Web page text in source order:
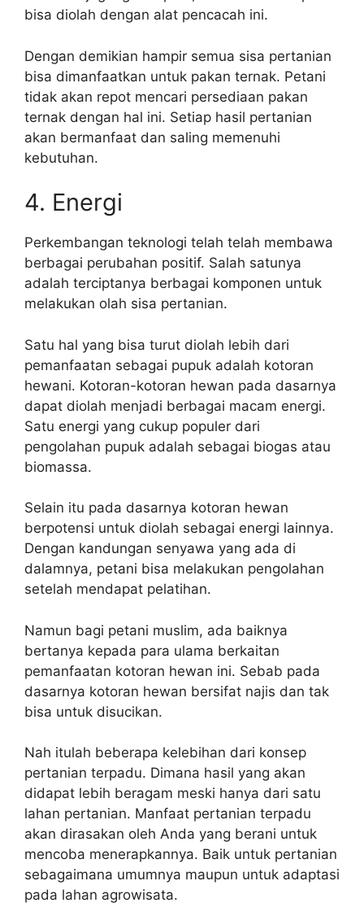
bisa diolah dengan alat pencacah ini.
Dengan demikian hampir semua sisa pertanian
bisa dimanfaatkan untuk pakan ternak. Petani
tidak akan repot mencari persediaan pakan
ternak dengan hal ini. Setiap hasil pertanian
akan bermanfaat dan saling memenuhi
kebutuhan.
4. Energi
Perkembangan teknologi telah telah membawa
berbagai perubahan positif. Salah satunya
adalah terciptanya berbagai komponen untuk
melakukan olah sisa pertanian.
Satu hal yang bisa turut diolah lebih dari
pemanfaatan sebagai pupuk adalah kotoran
hewani. Kotoran-kotoran hewan pada dasarnya
dapat diolah menjadi berbagai macam energi.
Satu energi yang cukup populer dari
pengolahan pupuk adalah sebagai biogas atau
biomassa.
Selain itu pada dasarnya kotoran hewan
berpotensi untuk diolah sebagai energi lainnya.
Dengan kandungan senyawa yang ada di
dalamnya, petani bisa melakukan pengolahan
setelah mendapat pelatihan.
Namun bagi petani muslim, ada baiknya
bertanya kepada para ulama berkaitan
pemanfaatan kotoran hewan ini. Sebab pada
dasarnya kotoran hewan bersifat najis dan tak
bisa untuk disucikan.
Nah itulah beberapa kelebihan dari konsep
pertanian terpadu. Dimana hasil yang akan
didapat lebih beragam meski hanya dari satu
lahan pertanian. Manfaat pertanian terpadu
akan dirasakan oleh Anda yang berani untuk
mencoba menerapkannya. Baik untuk pertanian
sebagaimana umumnya maupun untuk adaptasi
pada lahan agrowisata.